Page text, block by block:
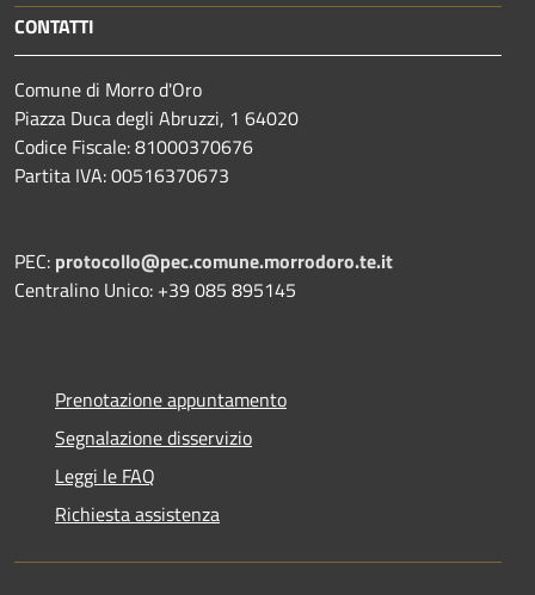
CONTATTI
Comune di Morro d'Oro
Piazza Duca degli Abruzzi, 1 64020
Codice Fiscale: 81000370676
Partita IVA: 00516370673
PEC: protocollo@pec.comune.morrodoro.te.it
Centralino Unico: +39 085 895145
Prenotazione appuntamento
Segnalazione disservizio
Leggi le FAQ
Richiesta assistenza